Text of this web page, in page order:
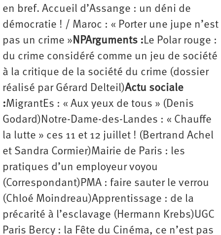
en bref. Accueil d’Assange : un déni de
démocratie ! / Maroc : « Porter une jupe n’est
pas un crime »NPArguments :Le Polar rouge :
du crime considéré comme un jeu de société
à la critique de la société du crime (dossier
réalisé par Gérard Delteil)Actu sociale
:MigrantEs : « Aux yeux de tous » (Denis
Godard)Notre-Dame-des-Landes : « Chauffe
la lutte » ces 11 et 12 juillet ! (Bertrand Achel
et Sandra Cormier)Mairie de Paris : les
pratiques d’un employeur voyou
(Correspondant)PMA : faire sauter le verrou
(Chloé Moindreau)Apprentissage : de la
précarité à l’esclavage (Hermann Krebs)UGC
Paris Bercy : la Fête du Cinéma, ce n’est pas